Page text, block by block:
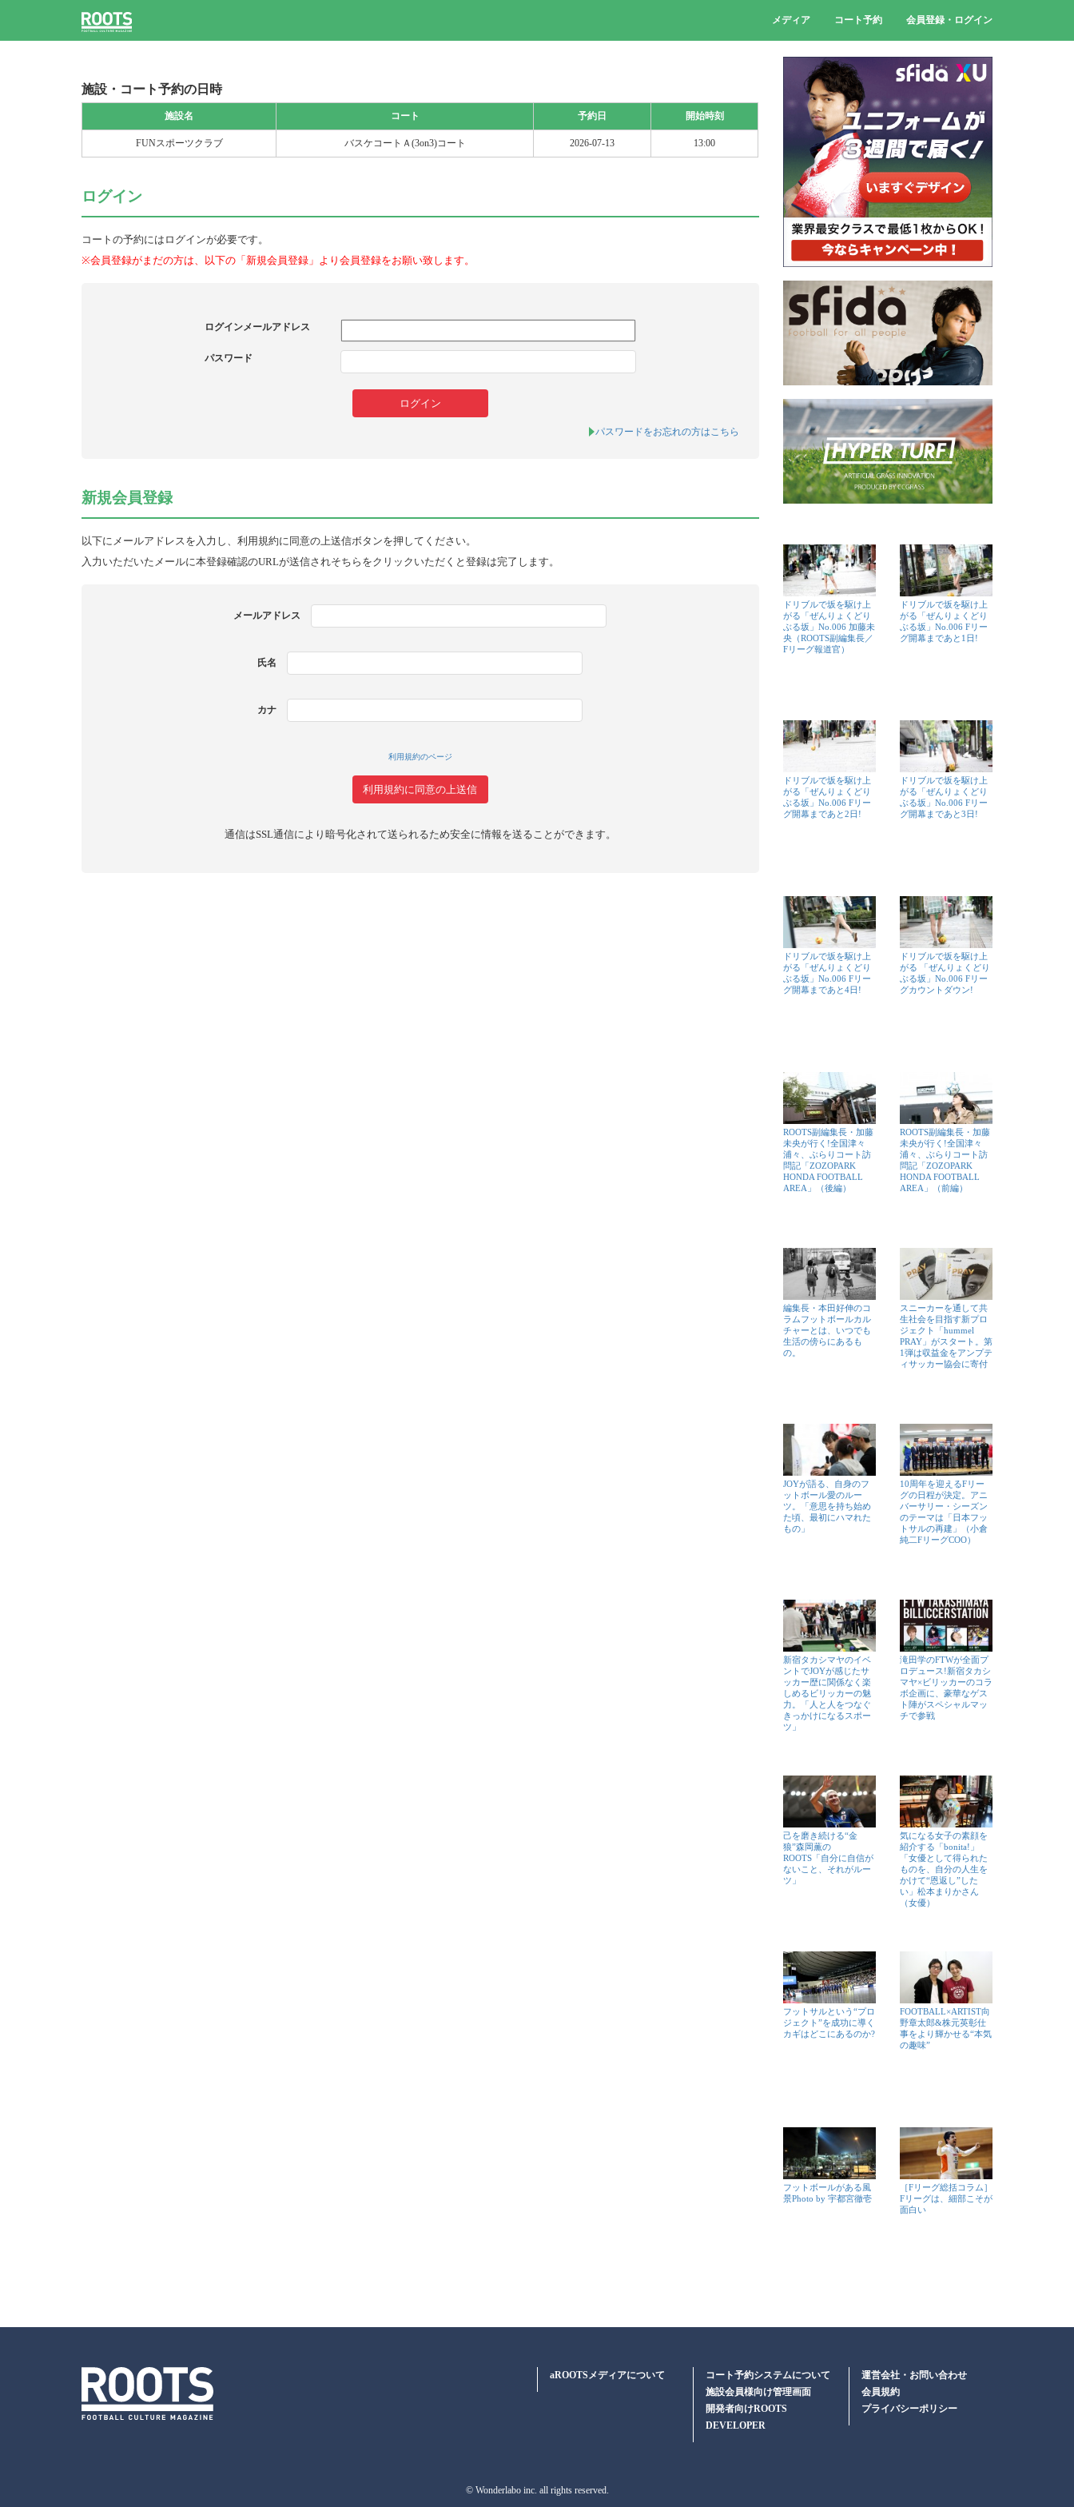
メディア コート予約 会員登録・ログイン
施設・コート予約の日時
施設名 コート 予約日 開始時刻
FUNスポーツクラブ バスケコートＡ(3on3)コート 2026-07-13 13:00
ログイン
コートの予約にはログインが必要です。
※会員登録がまだの方は、以下の「新規会員登録」より会員登録をお願い致します。
ログインメールアドレス
パスワード
パスワードをお忘れの方はこちら
新規会員登録
以下にメールアドレスを入力し、利用規約に同意の上送信ボタンを押してください。
入力いただいたメールに本登録確認のURLが送信されそちらをクリックいただくと登録は完了します。
メールアドレス
氏名
カナ
利用規約のページ
通信はSSL通信により暗号化されて送られるため安全に情報を送ることができます。
ドリブルで坂を駆け上
がる「ぜんりょくどり
ぶる坂」No.006 加藤未
央（ROOTS副編集長／
Fリーグ報道官）
ドリブルで坂を駆け上
がる「ぜんりょくどり
ぶる坂」No.006 Fリー
グ開幕まであと1日!
ドリブルで坂を駆け上
がる「ぜんりょくどり
ぶる坂」No.006 Fリー
グ開幕まであと2日!
ドリブルで坂を駆け上
がる「ぜんりょくどり
ぶる坂」No.006 Fリー
グ開幕まであと3日!
ドリブルで坂を駆け上
がる「ぜんりょくどり
ぶる坂」No.006 Fリー
グ開幕まであと4日!
ドリブルで坂を駆け上
がる 「ぜんりょくどり
ぶる坂」No.006 Fリー
グカウントダウン!
ROOTS副編集長・加藤
未央が行く!全国津々
浦々、ぶらりコート訪
問記「ZOZOPARK
HONDA FOOTBALL
AREA」（後編）
ROOTS副編集長・加藤
未央が行く!全国津々
浦々、ぶらりコート訪
問記「ZOZOPARK
HONDA FOOTBALL
AREA」（前編）
編集長・本田好伸のコ
ラムフットボールカル
チャーとは、いつでも
生活の傍らにあるも
の。
スニーカーを通して共
生社会を目指す新プロ
ジェクト「hummel
PRAY」がスタート。第
1弾は収益金をアンプテ
ィサッカー協会に寄付
JOYが語る、自身のフ
ットボール愛のルー
ツ。「意思を持ち始め
た頃、最初にハマれた
もの」
10周年を迎えるFリー
グの日程が決定。アニ
バーサリー・シーズン
のテーマは「日本フッ
トサルの再建」（小倉
純二FリーグCOO）
新宿タカシマヤのイベ
ントでJOYが感じたサ
ッカー歴に関係なく楽
しめるビリッカーの魅
力。「人と人をつなぐ
きっかけになるスポー
ツ」
滝田学のFTWが全面プ
ロデュース!新宿タカシ
マヤ×ビリッカーのコラ
ボ企画に、豪華なゲス
ト陣がスペシャルマッ
チで参戦
己を磨き続ける“金
狼”森岡薫の
ROOTS「自分に自信が
ないこと、それがルー
ツ」
気になる女子の素顔を
紹介する「bonita!」
「女優として得られた
ものを、自分の人生を
かけて“恩返し”した
い」松本まりかさん
（女優）
フットサルという“プロ
ジェクト”を成功に導く
カギはどこにあるのか?
FOOTBALL×ARTIST向
野章太郎&株元英彰仕
事をより輝かせる“本気
の趣味”
フットボールがある風
景Photo by 宇都宮徹壱
［Fリーグ総括コラム］
Fリーグは、細部こそが
面白い
aROOTSメディアについて
コート予約システムについて
施設会員様向け管理画面
開発者向けROOTS
DEVELOPER
運営会社・お問い合わせ
会員規約
プライバシーポリシー
© Wonderlabo inc. all rights reserved.